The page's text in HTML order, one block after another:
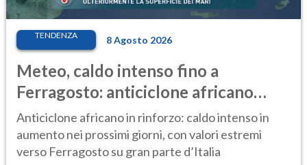
TENDENZA 8 Agosto 2026
Meteo, caldo intenso fino a
Ferragosto: anticiclone africano
ancora protagonista
Anticiclone africano in rinforzo: caldo intenso in
aumento nei prossimi giorni, con valori estremi
verso Ferragosto su gran parte d’Italia